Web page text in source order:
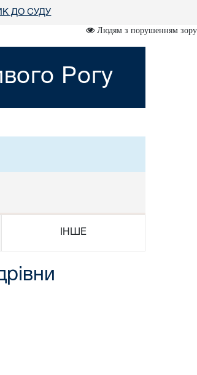
ДО СУДУ
Людям з порушенням зору
Рогу
ІНШЕ